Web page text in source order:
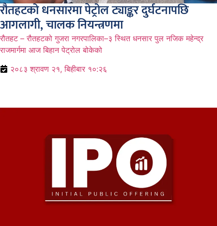
रौतहटको धनसारमा पेट्रोल ट्याङ्कर दुर्घटनापछि
आगलागी, चालक नियन्त्रणमा
रौतहट – रौतहटको गुजरा नगरपालिका–३ स्थित धनसार पुल नजिक महेन्द्र
राजमार्गमा आज बिहान पेट्रोल बोकेको
२०८३ श्रावण २१, बिहीबार १०:२६